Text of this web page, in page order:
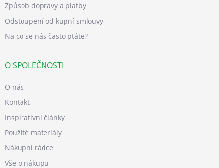
Způsob dopravy a platby
Odstoupení od kupní smlouvy
Na co se nás často ptáte?
O SPOLEČNOSTI
O nás
Kontakt
Inspirativní články
Použité materiály
Nákupní rádce
Vše o nákupu